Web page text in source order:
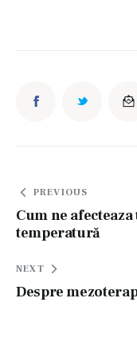
Navigare
în
articole
PREVIOUS
Cum ne
temperatură
NEXT
Despre